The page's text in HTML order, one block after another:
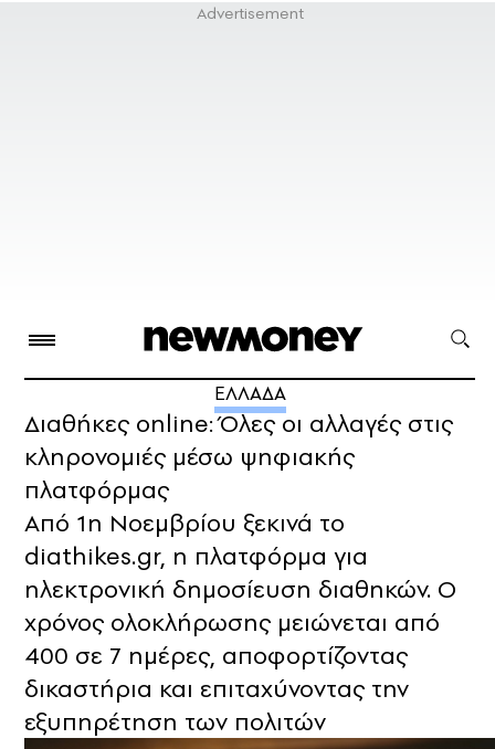
ΕΛΛΑΔΑ
Διαθήκες online: Όλες οι αλλαγές στις
κληρονομιές μέσω ψηφιακής
πλατφόρμας
Από 1η Νοεμβρίου ξεκινά το
diathikes.gr, η πλατφόρμα για
ηλεκτρονική δημοσίευση διαθηκών. Ο
χρόνος ολοκλήρωσης μειώνεται από
400 σε 7 ημέρες, αποφορτίζοντας
δικαστήρια και επιταχύνοντας την
εξυπηρέτηση των πολιτών